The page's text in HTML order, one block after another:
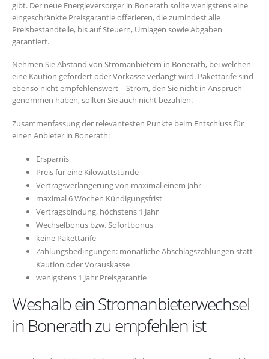
gibt. Der neue Energieversorger in Bonerath sollte wenigstens eine
eingeschränkte Preisgarantie offerieren, die zumindest alle
Preisbestandteile, bis auf Steuern, Umlagen sowie Abgaben
garantiert.
Nehmen Sie Abstand von Stromanbietern in Bonerath, bei welchen
eine Kaution gefordert oder Vorkasse verlangt wird. Pakettarife sind
ebenso nicht empfehlenswert – Strom, den Sie nicht in Anspruch
genommen haben, sollten Sie auch nicht bezahlen.
Zusammenfassung der relevantesten Punkte beim Entschluss für
einen Anbieter in Bonerath:
Ersparnis
Preis für eine Kilowattstunde
Vertragsverlängerung von maximal einem Jahr
maximal 6 Wochen Kündigungsfrist
Vertragsbindung, höchstens 1 Jahr
Wechselbonus bzw. Sofortbonus
keine Pakettarife
Zahlungsbedingungen: monatliche Abschlagszahlungen statt
Kaution oder Vorauskasse
wenigstens 1 Jahr Preisgarantie
Weshalb ein Stromanbieterwechsel
in Bonerath zu empfehlen ist